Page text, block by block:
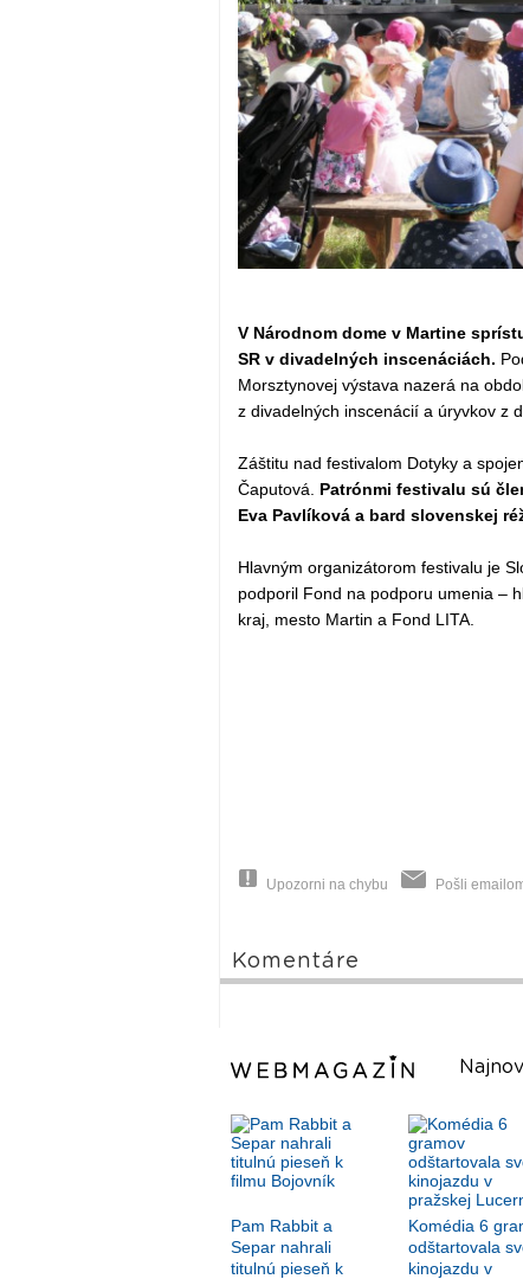
V Národnom dome v Martine
SR v divadelných inscenáciách.
Morsztynovej výstava nazerá na
z divadelných inscenácií a úryvkov z
Záštitu nad festivalom Dotyky a
Čaputová. Patrónmi festivalu sú
Eva Pavlíková a bard slovenskej
Hlavným organizátorom festivalu je
podporil Fond na podporu umenia –
kraj, mesto Martin a Fond LITA.
Upozorni na chybu Pošli
Komentáre
Pam Rabbit a
Separ nahrali
titulnú pieseň k
Komédia 6
odštartovala
kinojazdu v